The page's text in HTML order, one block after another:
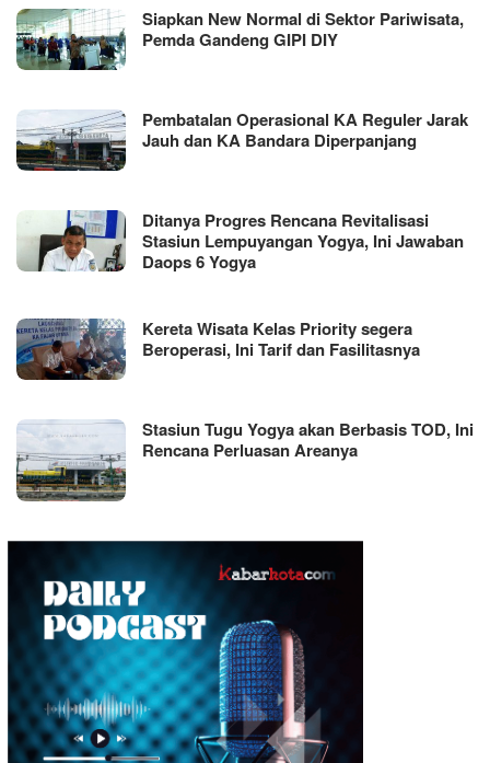
Siapkan New Normal di Sektor Pariwisata,
Pemda Gandeng GIPI DIY
Pembatalan Operasional KA Reguler Jarak
Jauh dan KA Bandara Diperpanjang
Ditanya Progres Rencana Revitalisasi
Stasiun Lempuyangan Yogya, Ini Jawaban
Daops 6 Yogya
Kereta Wisata Kelas Priority segera
Beroperasi, Ini Tarif dan Fasilitasnya
Stasiun Tugu Yogya akan Berbasis TOD, Ini
Rencana Perluasan Areanya